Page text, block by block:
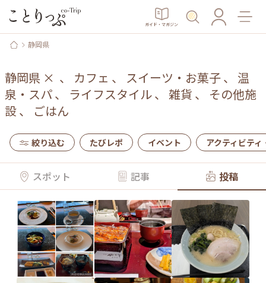
ガイド・マガジン
静岡県
静岡県 × 、 カフェ 、 スイーツ・お菓子、 温
泉・スパ、 ライフスタイル、 雑貨 、 その他施
設、 ごはん
絞り込む たびレポ イベント アクティビティ
スポット 記事 投稿